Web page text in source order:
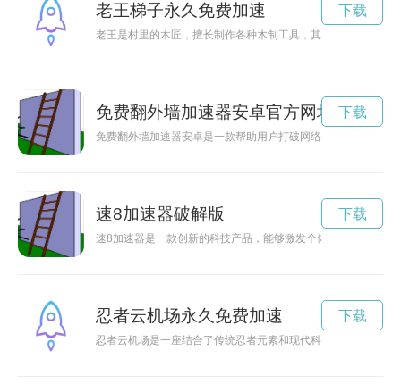
老王梯子永久免费加速
老王是村里的木匠，擅长制作各种木制工具，其中最出名的是
下载
免费翻外墙加速器安卓官方网址
免费翻外墙加速器安卓是一款帮助用户打破网络封锁、畅游互
下载
速8加速器破解版
速8加速器是一款创新的科技产品，能够激发个体潜能，帮助用
下载
忍者云机场永久免费加速
忍者云机场是一座结合了传统忍者元素和现代科技的未来型建
下载